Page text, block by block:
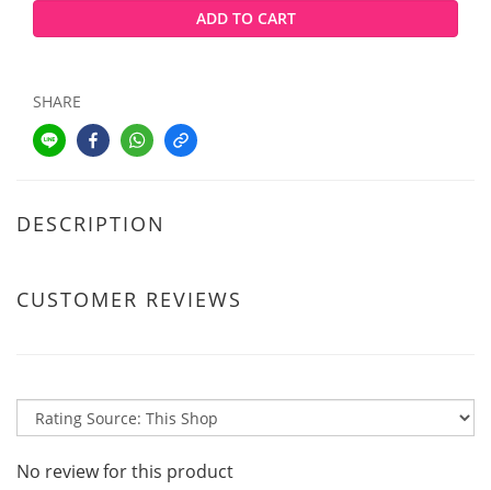
ADD TO CART
SHARE
DESCRIPTION
CUSTOMER REVIEWS
No review for this product